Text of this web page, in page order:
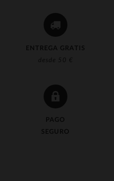
ENTREGA GRATIS
desde 50 €
PAGO
SEGURO